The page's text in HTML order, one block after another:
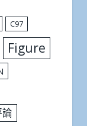
C97
Figure